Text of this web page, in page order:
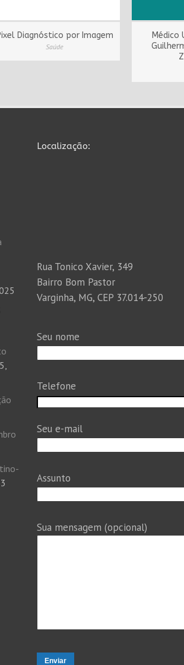
Diagnóstico por Imagem
Saúde
Médico
Localização:
Rua Tonico Xavier, 349
Bairro Bom Pastor
Varginha, MG, CEP 37.014-250
Seu nome
Telefone
Seu e-mail
Assunto
Sua mensagem (opcional)